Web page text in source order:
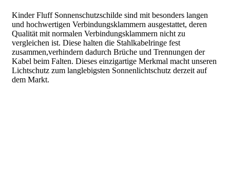
Kinder Fluff Sonnenschutzschilde sind mit besonders langen
und hochwertigen Verbindungsklammern ausgestattet, deren
Qualität mit normalen Verbindungsklammern nicht zu
vergleichen ist. Diese halten die Stahlkabelringe fest
zusammen,verhindern dadurch Brüche und Trennungen der
Kabel beim Falten. Dieses einzigartige Merkmal macht unseren
Lichtschutz zum langlebigsten Sonnenlichtschutz derzeit auf
dem Markt.